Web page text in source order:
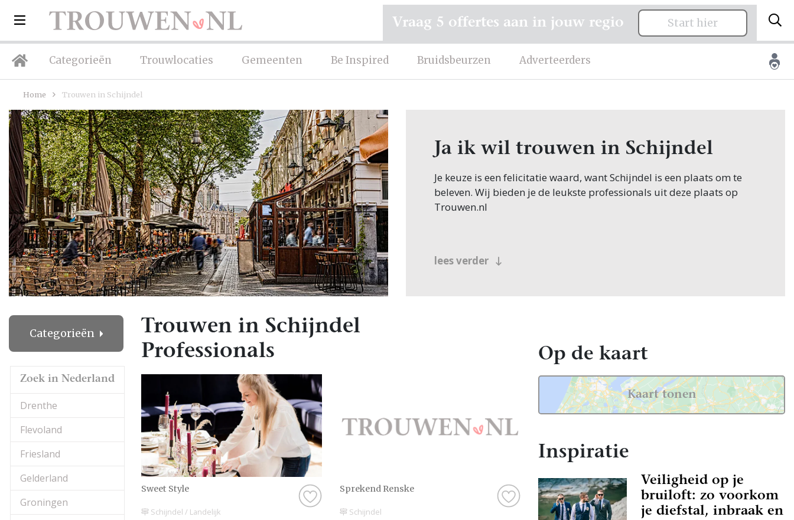
Categorieën Trouwlocaties Gemeenten Be Inspired Bruidsbeurzen Adverteerders
Vraag 5 offertes aan in jouw regio Start hier
Home Trouwen in Schijndel
Ja ik wil trouwen in Schijndel
Je keuze is een felicitatie waard, want Schijndel is een plaats om te
beleven. Wij bieden je de leukste professionals uit deze plaats op
Trouwen.nl
lees verder
Categorieën
Zoek in Nederland
Drenthe
Flevoland
Friesland
Gelderland
Groningen
Trouwen in Schijndel
Professionals
Sweet Style
Schijndel / Landelijk
Sprekend Renske
Schijndel
Op de kaart
Kaart tonen
Inspiratie
Veiligheid op je
bruiloft: zo voorkom
je diefstal, inbraak en